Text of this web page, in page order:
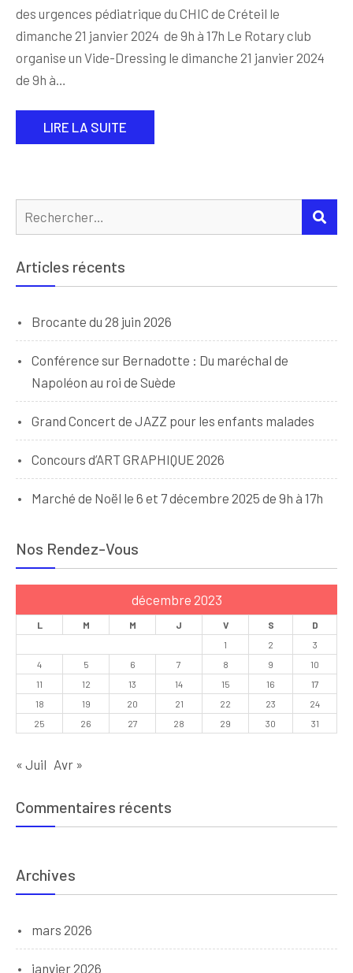
des urgences pédiatrique du CHIC de Créteil le
dimanche 21 janvier 2024 de 9h à 17h Le Rotary club
organise un Vide-Dressing le dimanche 21 janvier 2024
de 9h à…
LIRE LA SUITE
Rechercher :
Articles récents
Brocante du 28 juin 2026
Conférence sur Bernadotte : Du maréchal de
Napoléon au roi de Suède
Grand Concert de JAZZ pour les enfants malades
Concours d’ART GRAPHIQUE 2026
Marché de Noël le 6 et 7 décembre 2025 de 9h à 17h
Nos Rendez-Vous
décembre 2023
L M M J V S
D
1
2
3
4
5 6 7 8 9
10
11
12 13 14 15 16
17
18
19 20 21 22 23
24
25
26 27 28 29 30 31
« Juil Avr »
Commentaires récents
Archives
mars 2026
janvier 2026